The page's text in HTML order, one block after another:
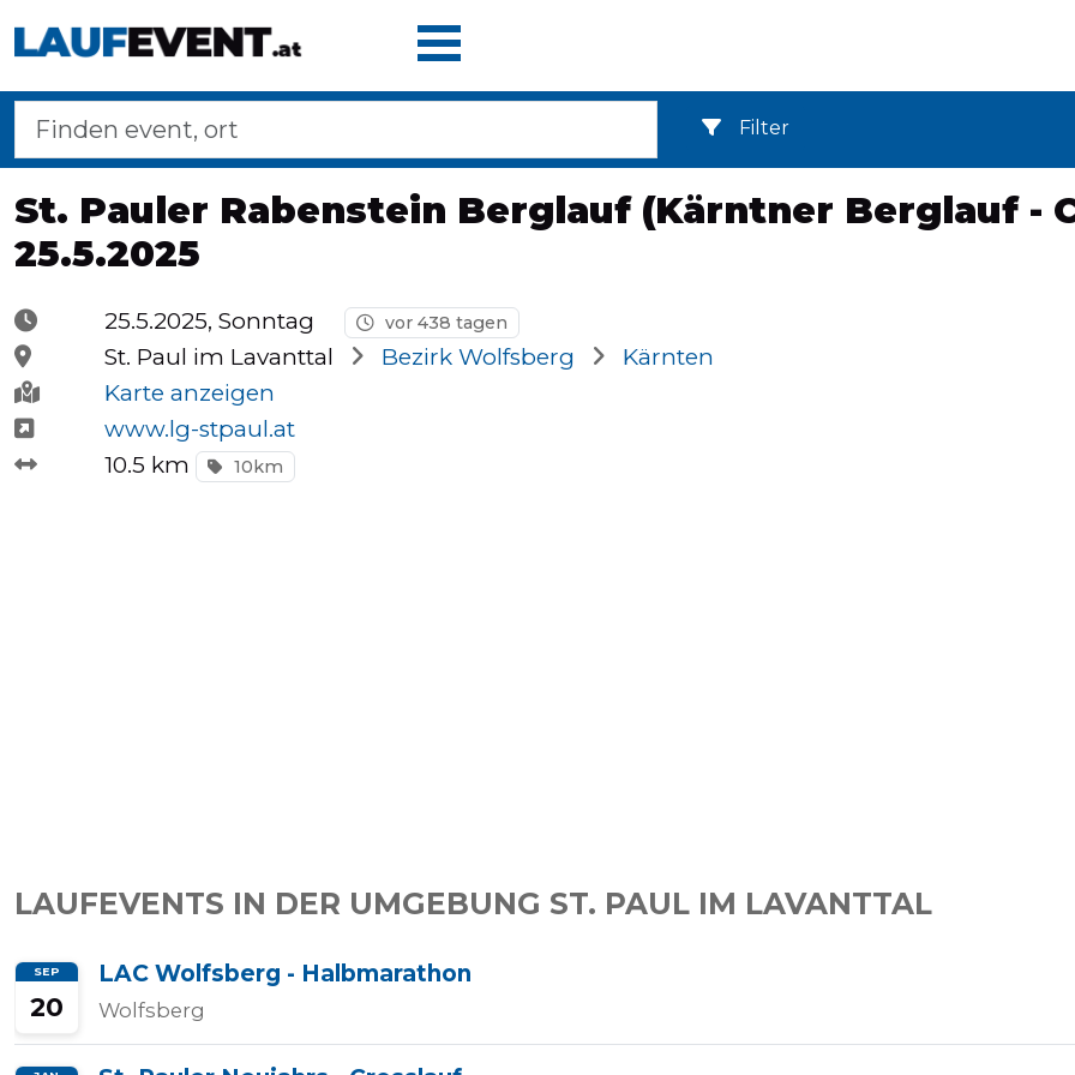
Home
Laufveranstaltungen
Langstreckenmarsche
Marathons
Läufe
Kinder
events
Filter
St. Pauler Rabenstein Berglauf (Kärntner Berglauf -
25.5.2025
25.5.2025, Sonntag vor 438 tagen
St. Paul im Lavanttal Bezirk Wolfsberg
Kärnten
Karte anzeigen
www.lg-stpaul.at
10.5 km
10km
LAUFEVENTS IN DER UMGEBUNG ST. PAUL IM LAVANTTAL
SEP
20
LAC Wolfsberg - Halbmarathon
Wolfsberg